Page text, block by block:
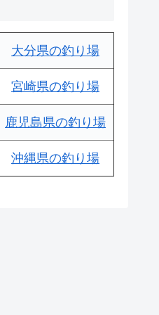
大分県の釣り場
宮崎県の釣り場
鹿児島県の釣り場
沖縄県の釣り場